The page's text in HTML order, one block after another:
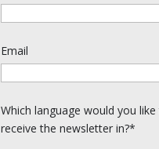
Email
Which language would you
receive the newsletter in?*